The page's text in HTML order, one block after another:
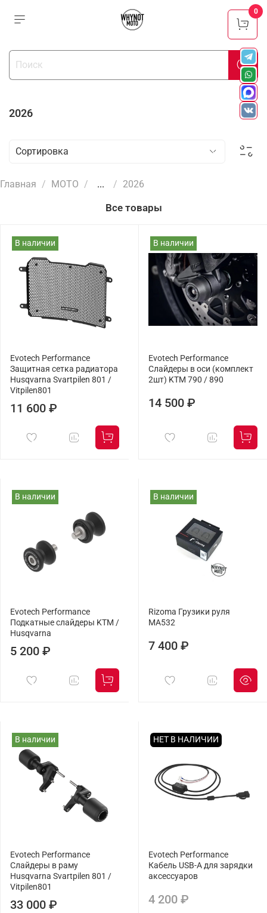
2026
Главная МОТО ... 2026
Все товары
В наличии
Evotech Performance
Защитная сетка радиатора
Husqvarna Svartpilen 801 /
Vitpilen801
11 600 ₽
В наличии
Evotech Performance
Слайдеры в оси (комплект
2шт) KTM 790 / 890
14 500 ₽
В наличии
Evotech Performance
Подкатные слайдеры KTM /
Husqvarna
5 200 ₽
В наличии
Rizoma Грузики руля
MA532
7 400 ₽
В наличии
Evotech Performance
Слайдеры в раму
Husqvarna Svartpilen 801 /
Vitpilen801
33 000 ₽
НЕТ В НАЛИЧИИ
Evotech Performance
Кабель USB-A для зарядки
аксессуаров
4 200 ₽
0